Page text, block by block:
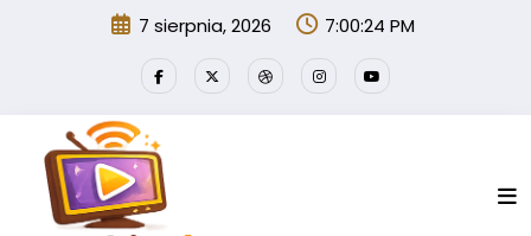
7 sierpnia, 2026 7:00:25 PM